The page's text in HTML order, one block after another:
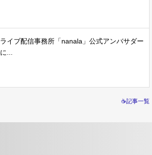
ライブ配信事務所「nanala」公式アンバサダー
に...
☕記事一覧